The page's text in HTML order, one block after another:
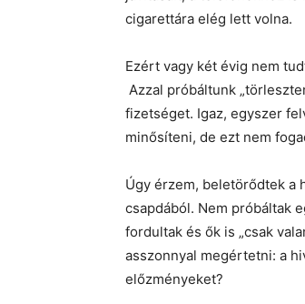
cigarettára elég lett volna.
Ezért vagy két évig nem
Azzal próbáltunk
fizetséget. Igaz, egyszer
minősíteni, de ezt nem
Úgy érzem, beletörődtek a
csapdából. Nem próbáltak
fordultak és ők is „csak
asszonnyal megértetni: a
előzményeket?